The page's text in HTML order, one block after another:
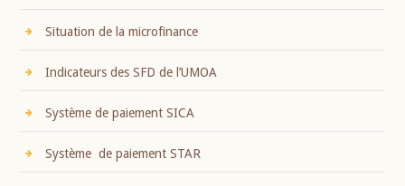
Situation de la microfinance
Indicateurs des SFD de l’UMOA
Système de paiement SICA
Système de paiement STAR